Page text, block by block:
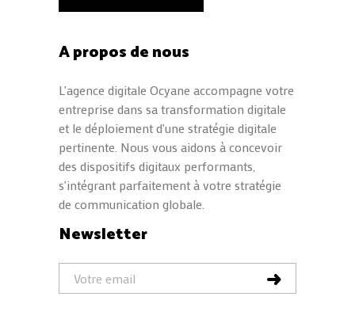
A propos de nous
L'agence digitale Ocyane accompagne votre
entreprise dans sa transformation digitale
et le déploiement d'une stratégie digitale
pertinente. Nous vous aidons à concevoir
des dispositifs digitaux performants,
s'intégrant parfaitement à votre stratégie
de communication globale.
Newsletter